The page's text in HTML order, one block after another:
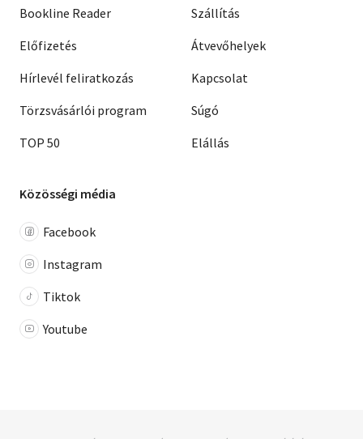
Bookline Reader
Előfizetés
Hírlevél feliratkozás
Törzsvásárlói program
TOP 50
Szállítás
Átvevőhelyek
Kapcsolat
Súgó
Elállás
Közösségi média
Facebook
Instagram
Tiktok
Youtube